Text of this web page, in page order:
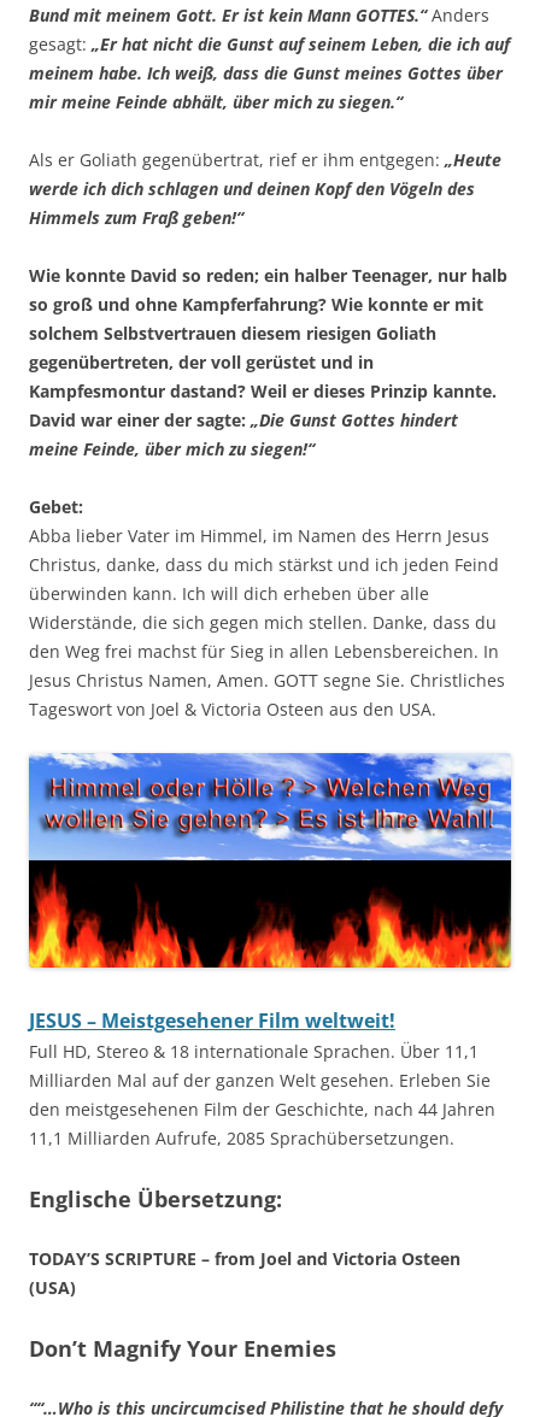
Bund mit meinem Gott. Er ist kein Mann GOTTES.“Anders
gesagt: „Er hat nicht die Gunst auf seinem Leben, die ich auf
meinem habe. Ich weiß, dass die Gunst meines Gottes über
mir meine Feinde abhält, über mich zu siegen.“
Als er Goliath gegenübertrat, rief er ihm entgegen: „Heute
werde ich dich schlagen und deinen Kopf den Vögeln des
Himmels zum Fraß geben!“
Wie konnte David so reden; ein halber Teenager, nur halb
so groß und ohne Kampferfahrung? Wie konnte er mit
solchem Selbstvertrauen diesem riesigen Goliath
gegenübertreten, der voll gerüstet und in
Kampfesmontur dastand? Weil er dieses Prinzip kannte.
David war einer der sagte: „Die Gunst Gottes hindert
meine Feinde, über mich zu siegen!“
Gebet:
Abba lieber Vater im Himmel, im Namen des Herrn Jesus
Christus, danke, dass du mich stärkst und ich jeden Feind
überwinden kann. Ich will dich erheben über alle
Widerstände, die sich gegen mich stellen. Danke, dass du
den Weg frei machst für Sieg in allen Lebensbereichen. In
Jesus Christus Namen, Amen. GOTT segne Sie. Christliches
Tageswort von Joel & Victoria Osteen aus den USA.
JESUS – Meistgesehener Film weltweit!
Full HD, Stereo & 18 internationale Sprachen. Über 11,1
Milliarden Mal auf der ganzen Welt gesehen. Erleben Sie
den meistgesehenen Film der Geschichte, nach 44 Jahren
11,1 Milliarden Aufrufe, 2085 Sprachübersetzungen.
Englische Übersetzung:
TODAY’S SCRIPTURE – from Joel and Victoria Osteen
(USA)
Don’t Magnify Your Enemies
““…Who is this uncircumcised Philistine that he should defy